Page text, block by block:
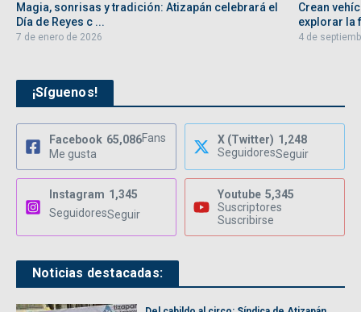
Magia, sonrisas y tradición: Atizapán celebrará el
Día de Reyes c ...
7 de enero de 2026
Crean
explorar la
4 de
¡Síguenos!
Facebook 65,086Fans
Me gusta
X (Twitter) 1,248
SeguidoresSeguir
Instagram 1,345
SeguidoresSeguir
Youtube 5,345
Suscriptores
Suscribirse
Noticias destacadas: